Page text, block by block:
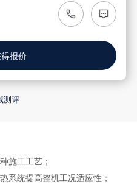
报价
测评
施工工艺；
系统提高整机工况适应性；